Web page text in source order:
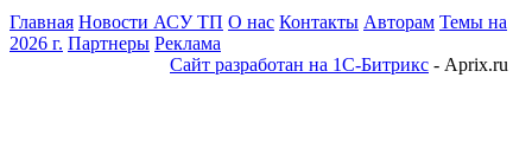
Главная Новости АСУ ТП О нас Контакты Авторам Темы на
2026 г. Партнеры Реклама
Сайт разработан на 1С-Битрикс - Aprix.ru